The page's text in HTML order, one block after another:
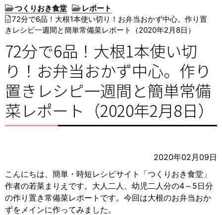
つくりおき食堂
レポート
72分で6品！大根1本使い切り！お弁当おかず中心。作り置
きレシピ一週間と簡単常備菜レポート（2020年2月8日）
72分で6品！大根1本使い切
り！お弁当おかず中心。作り
置きレシピ一週間と簡単常備
菜レポート（2020年2月8日）
2020年02月09日
こんにちは、簡単・時短レシピサイト「つくりおき食堂」
作者の若菜まりえです。大人二人、幼児二人分の4～5日分
の作り置き常備菜レポートです。今回は大根のお弁当おか
ずをメインに作ってみました。